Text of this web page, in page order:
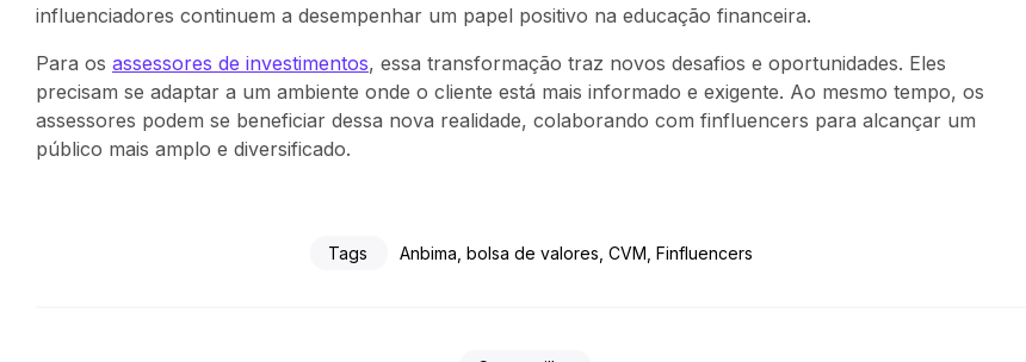
influenciadores continuem a desempenhar um papel positivo na educação financeira.
Para os assessores de investimentos, essa transformação traz novos desafios e oportunidades. Eles
precisam se adaptar a um ambiente onde o cliente está mais informado e exigente. Ao mesmo tempo, os
assessores podem se beneficiar dessa nova realidade, colaborando com finfluencers para alcançar um
público mais amplo e diversificado.
Tags Anbima bolsa de valores CVM Finfluencers